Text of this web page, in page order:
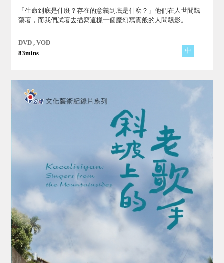
「生命到底是什麼？存在的意義到底是什麼？」他們在人世間飄
蕩著，而我們試著去描寫這樣一個魔幻寫實般的人間飄影。
DVD , VOD
83mins
中